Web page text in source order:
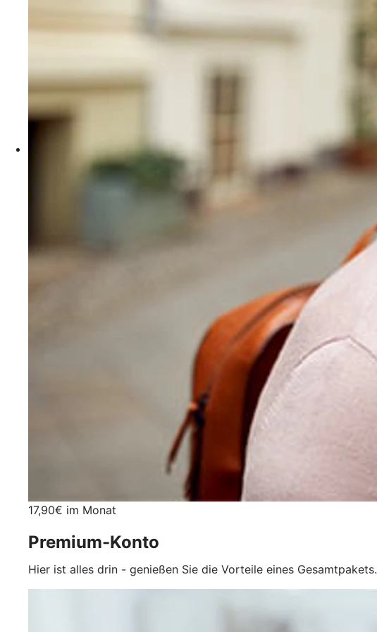
17,90€ im Monat
Premium-Konto
Hier ist alles drin - genießen Sie die Vorteile eines Gesamtpakets.